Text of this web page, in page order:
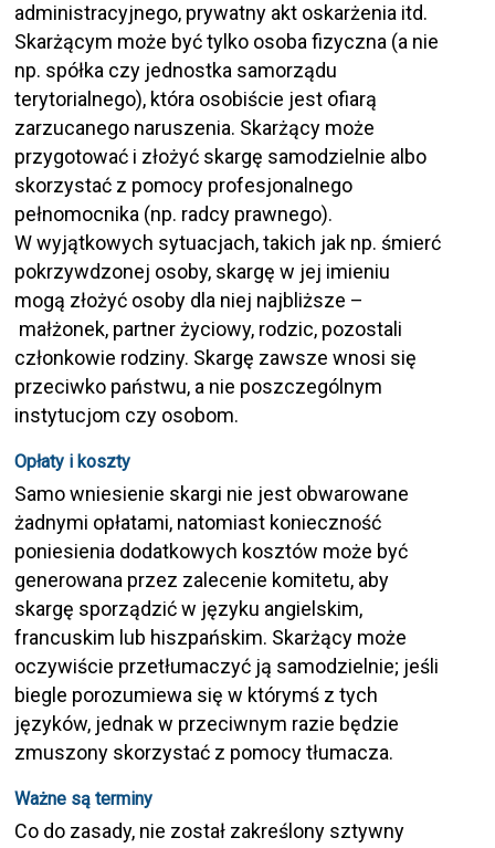
administracyjnego, prywatny akt oskarżenia itd.
Skarżącym może być tylko osoba fizyczna (a nie
np. spółka czy jednostka samorządu
terytorialnego), która osobiście jest ofiarą
zarzucanego naruszenia. Skarżący może
przygotować i złożyć skargę samodzielnie albo
skorzystać z pomocy profesjonalnego
pełnomocnika (np. radcy prawnego).
W wyjątkowych sytuacjach, takich jak np. śmierć
pokrzywdzonej osoby, skargę w jej imieniu
mogą złożyć osoby dla niej najbliższe –
małżonek, partner życiowy, rodzic, pozostali
członkowie rodziny. Skargę zawsze wnosi się
przeciwko państwu, a nie poszczególnym
instytucjom czy osobom.
Opłaty i koszty
Samo wniesienie skargi nie jest obwarowane
żadnymi opłatami, natomiast konieczność
poniesienia dodatkowych kosztów może być
generowana przez zalecenie komitetu, aby
skargę sporządzić w języku angielskim,
francuskim lub hiszpańskim. Skarżący może
oczywiście przetłumaczyć ją samodzielnie; jeśli
biegle porozumiewa się w którymś z tych
języków, jednak w przeciwnym razie będzie
zmuszony skorzystać z pomocy tłumacza.
Ważne są terminy
Co do zasady, nie został zakreślony sztywny